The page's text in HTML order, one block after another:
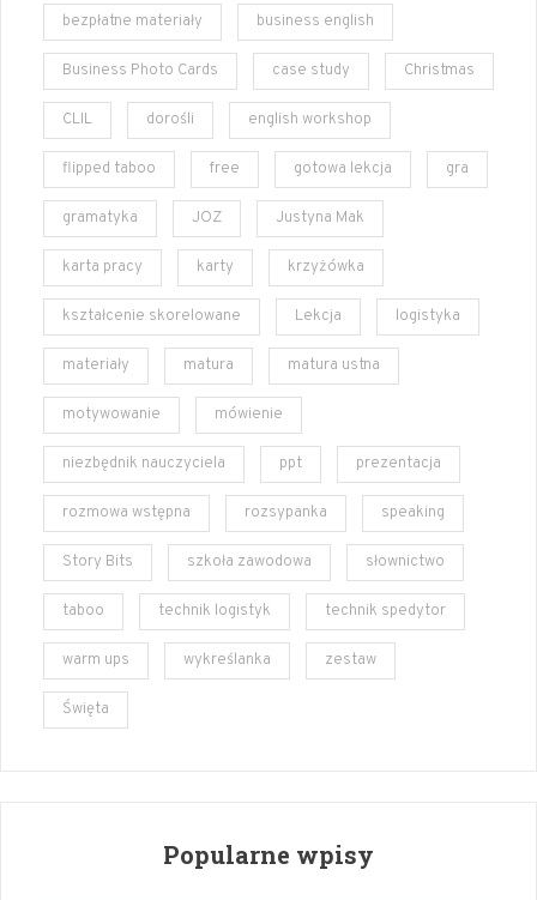
bezpłatne materiały business english
Business Photo Cards case study Christmas
CLIL dorośli english workshop
flipped taboo free gotowa lekcja gra
gramatyka JOZ Justyna Mak
karta pracy karty krzyżówka
kształcenie skorelowane Lekcja logistyka
materiały matura matura ustna
motywowanie mówienie
niezbędnik nauczyciela ppt prezentacja
rozmowa wstępna rozsypanka speaking
Story Bits szkoła zawodowa słownictwo
taboo technik logistyk technik spedytor
warm ups wykreślanka zestaw
Święta
Popularne wpisy